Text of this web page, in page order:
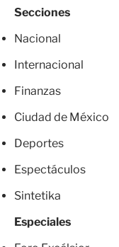
Secciones
Nacional
Internacional
Finanzas
Ciudad de México
Deportes
Espectáculos
Sintetika
Especiales